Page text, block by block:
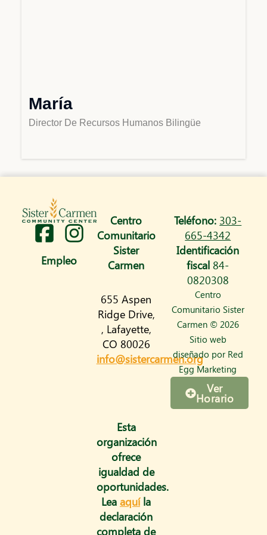
María
Director De Recursos Humanos Bilingüe
I
n
s
Empleo
Centro
Comunitario
Sister
Carmen
655 Aspen
Ridge Drive,
, Lafayette,
CO 80026
info@sistercarmen.org
Esta
organización
ofrece
igualdad de
oportunidades.
Lea aquíla
declaración
completa de
Teléfono: 303-
665-4342
Identificación
fiscal 84-
0820308
Centro
Comunitario Sister
Carmen © 2026
Sitio web
diseñado por Red
Egg Marketing
Ver
Horario